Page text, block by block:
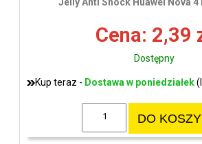
Cena: 2,39
Dostępny
Kup teraz - Dostawa w poniedziałek
DO